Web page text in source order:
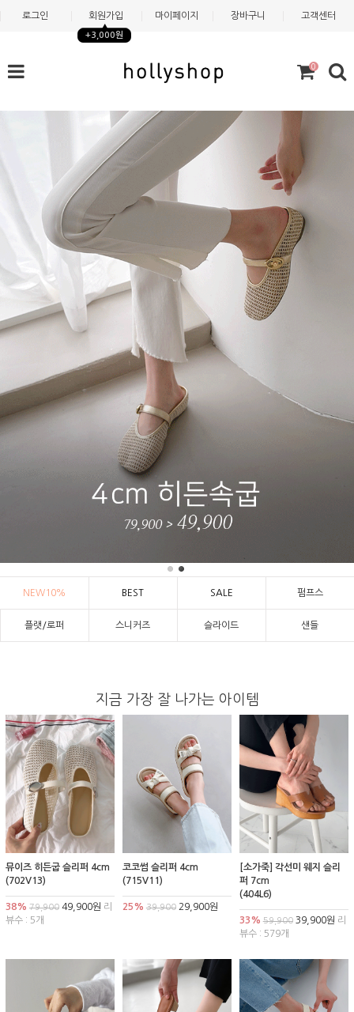
로그인 회원가입
+3,000원
마이페이지 장바구니 고객센터
0
NEW10% BEST SALE 펌프스
플랫/로퍼 스니커즈 슬라이드 샌들
지금 가장 잘 나가는 아이템
뮤이즈 히든굽 슬리퍼 4cm
(702V13)
38% 79,900 49,900원 리
뷰수 : 5개
코코썸 슬리퍼 4cm
(715V11)
25% 39,90029,900원
[소가죽] 각선미 웨지 슬리
퍼 7cm
(404L6)
33% 59,90039,900원 리
뷰수 : 579개